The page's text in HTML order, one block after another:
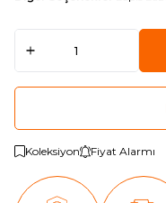
Koleksiyon Fiyat Alarmı